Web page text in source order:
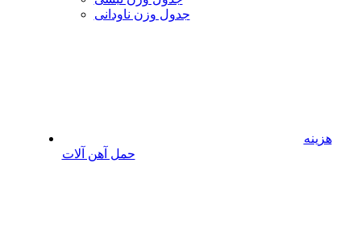
جدول وزن ناودانی
هزینه
حمل آهن آلات